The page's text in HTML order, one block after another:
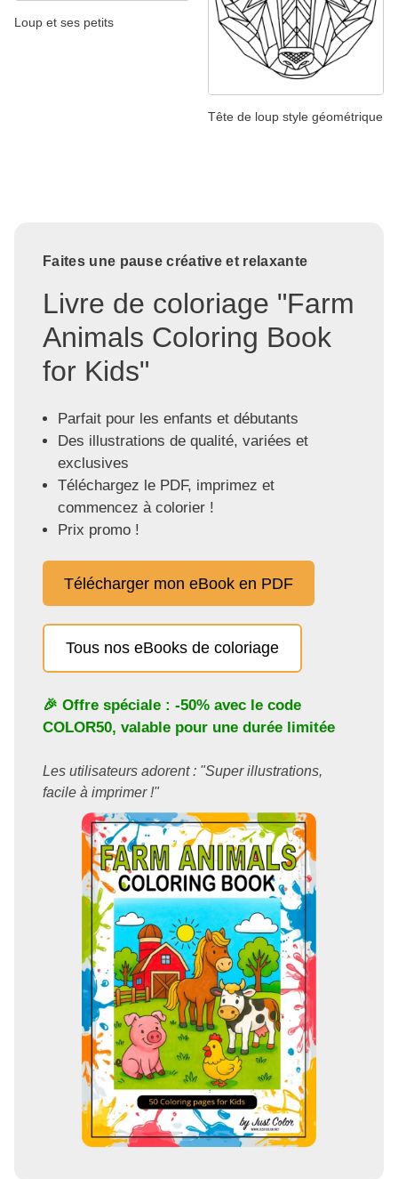
Loup et ses petits
Tête de loup style géométrique
Faites une pause créative et relaxante
Livre de coloriage "Farm
Animals Coloring Book
for Kids"
Parfait pour les enfants et débutants
Des illustrations de qualité, variées et
exclusives
Téléchargez le PDF, imprimez et
commencez à colorier !
Prix promo !
Télécharger mon eBook en PDF
Tous nos eBooks de coloriage
🎉 Offre spéciale : -50% avec le code
COLOR50, valable pour une durée limitée
Les utilisateurs adorent : "Super illustrations,
facile à imprimer !"